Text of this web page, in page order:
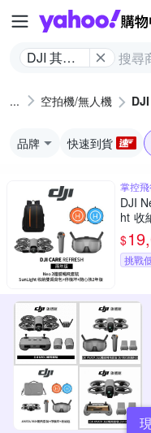
DJI 其他
空拍機/無人機
品牌 快速到貨
掌控
DJI
ht 收
強公
$
挑戰